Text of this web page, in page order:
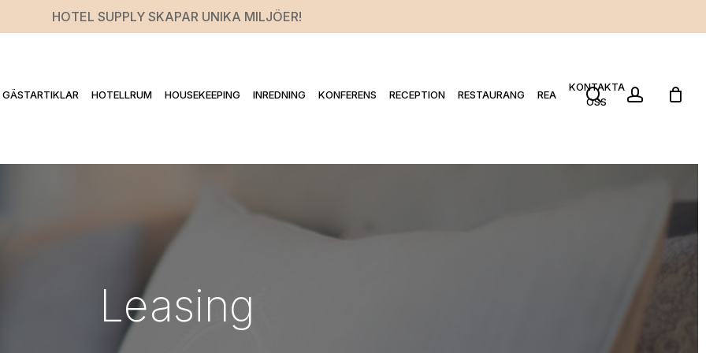
HOTEL SUPPLY SKAPAR UNIKA MILJÖER!
GÄSTARTIKLAR HOTELLRUM HOUSEKEEPING INREDNING KONFERENS RECEPTION RESTAURANG REA
KONTAKTA
OSSsearchaccount
Leasing